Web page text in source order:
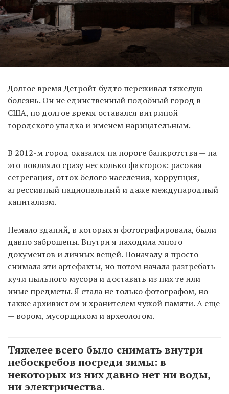
Долгое время Детройт будто переживал тяжелую
болезнь. Он не единственный подобный город в
США, но долгое время оставался витриной
городского упадка и именем нарицательным.
В 2012-м город оказался на пороге банкротства — на
это повлияло сразу несколько факторов: расовая
сегрегация, отток белого населения, коррупция,
агрессивный национальный и даже международный
капитализм.
Немало зданий, в которых я фотографировала, были
давно заброшены. Внутри я находила много
документов и личных вещей. Поначалу я просто
снимала эти артефакты, но потом начала разгребать
кучи пыльного мусора и доставать из них те или
иные предметы. Я стала не только фотографом, но
также архивистом и хранителем чужой памяти. А еще
— вором, мусорщиком и археологом.
Тяжелее всего было снимать внутри
небоскребов посреди зимы: в
некоторых из них давно нет ни воды,
ни электричества.